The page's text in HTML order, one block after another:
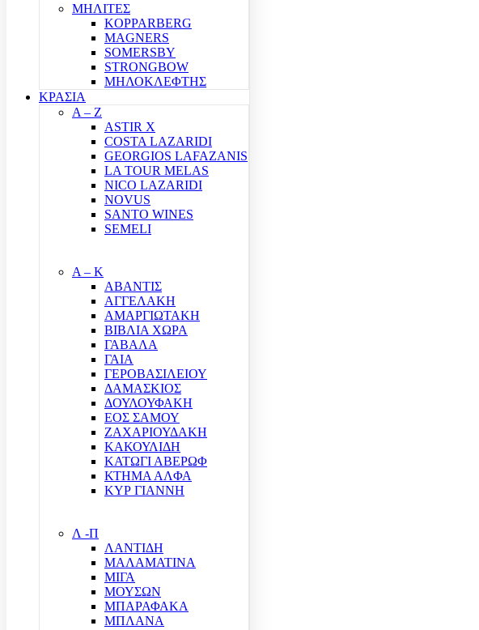
ΜΗΛΙΤΕΣ
KOPPARBERG
MAGNERS
SOMERSBY
STRONGBOW
ΜΗΛΟΚΛΕΦΤΗΣ
ΚΡΑΣΙΑ
A – Z
ASTIR X
COSTA LAZARIDI
GEORGIOS LAFAZANIS
LA TOUR MELAS
NICO LAZARIDI
NOVUS
SANTO WINES
SEMELI
Α – Κ
ΑΒΑΝΤΙΣ
ΑΓΓΕΛΑΚΗ
ΑΜΑΡΓΙΩΤΑΚΗ
ΒΙΒΛΙΑ ΧΩΡΑ
ΓΑΒΑΛΑ
ΓΑΙΑ
ΓΕΡΟΒΑΣΙΛΕΙΟΥ
ΔΑΜΑΣΚΙΟΣ
ΔΟΥΛΟΥΦΑΚΗ
ΕΟΣ ΣΑΜΟΥ
ΖΑΧΑΡΙΟΥΔΑΚΗ
ΚΑΚΟΥΛΙΔΗ
ΚΑΤΩΓΙ ΑΒΕΡΩΦ
ΚΤΗΜΑ ΑΛΦΑ
ΚΥΡ ΓΙΑΝΝΗ
Λ -Π
ΛΑΝΤΙΔΗ
ΜΑΛΑΜΑΤΙΝΑ
ΜΙΓΑ
ΜΟΥΣΩΝ
ΜΠΑΡΑΦΑΚΑ
ΜΠΛΑΝΑ